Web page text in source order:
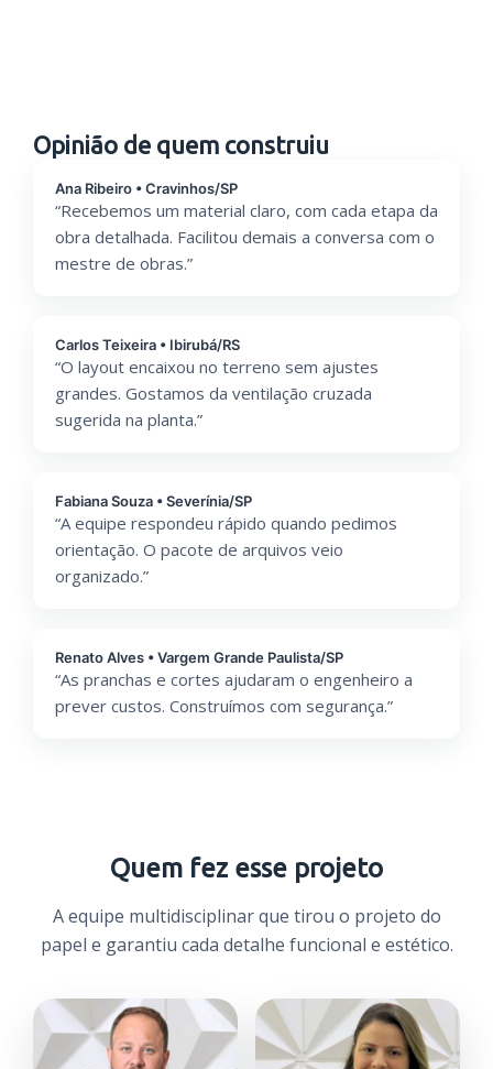
Opinião de quem construiu
Ana Ribeiro • Cravinhos/SP
“Recebemos um material claro, com cada etapa da
obra detalhada. Facilitou demais a conversa com o
mestre de obras.”
Carlos Teixeira • Ibirubá/RS
“O layout encaixou no terreno sem ajustes
grandes. Gostamos da ventilação cruzada
sugerida na planta.”
Fabiana Souza • Severínia/SP
“A equipe respondeu rápido quando pedimos
orientação. O pacote de arquivos veio
organizado.”
Renato Alves • Vargem Grande Paulista/SP
“As pranchas e cortes ajudaram o engenheiro a
prever custos. Construímos com segurança.”
Quem fez esse projeto
A equipe multidisciplinar que tirou o projeto do
papel e garantiu cada detalhe funcional e estético.